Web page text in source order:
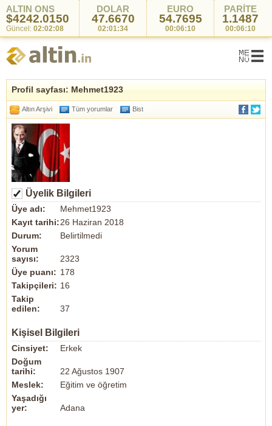
ALTIN ONS
$4242.0150
Güncel: 02:02:08
DOLAR
47.6670
02:01:34
EURO
54.7695
00:06:10
PARİTE
1.1487
00:06:10
Profil sayfası: Mehmet1923
Altın Arşivi Tüm yorumlar Bist
Üyelik Bilgileri
Üye adı:
Mehmet1923
Kayıt tarihi:26 Haziran 2018
Durum:
Belirtilmedi
Yorum
sayısı:
2323
Üye puanı: 178
Takipçileri: 16
Takip
edilen:
37
Kişisel Bilgileri
Cinsiyet:
Erkek
Doğum
tarihi:
22 Ağustos 1907
Meslek:
Eğitim ve öğretim
Yaşadığı
yer:
Adana